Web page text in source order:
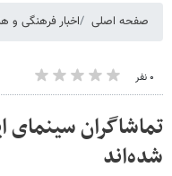
صفحه اصلی اخبار فرهنگی و
۰ نفر
شده‌اند